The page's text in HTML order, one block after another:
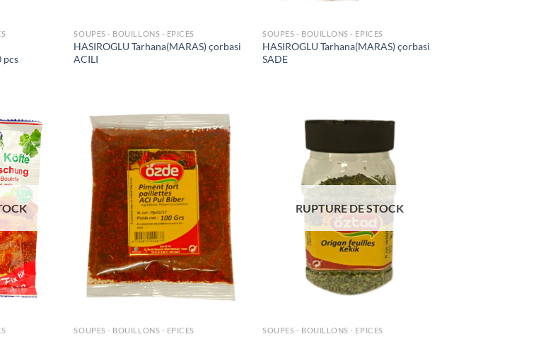
pcs
SOUPES - BOUILLONS - EPICES
HASIROGLU Tarhana(MARAS) çorbasi
ACILI
SOUPES - BOUILLONS - EPICES
HASIROGLU Tarhana(MARAS) çorbasi
SADE
Ajouter
à la liste
de
souhaits
Ajouter
à la liste
de
souhaits
SOUPES - BOUILLONS - EPICES
RUPTURE DE STOCK
SOUPES - BOUILLONS - EPICES